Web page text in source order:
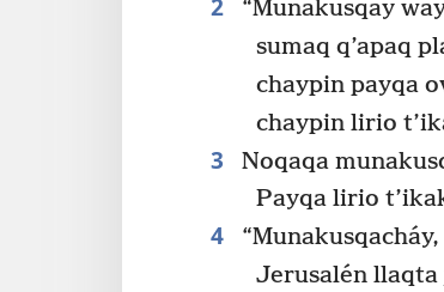
2
“Munakusqay
sumaq q’apaq
chaypin payqa
chaypin lirio
3 Noqaqa
Payqa lirio
4 “Munakusqacháy,
Jerusalén llaqta